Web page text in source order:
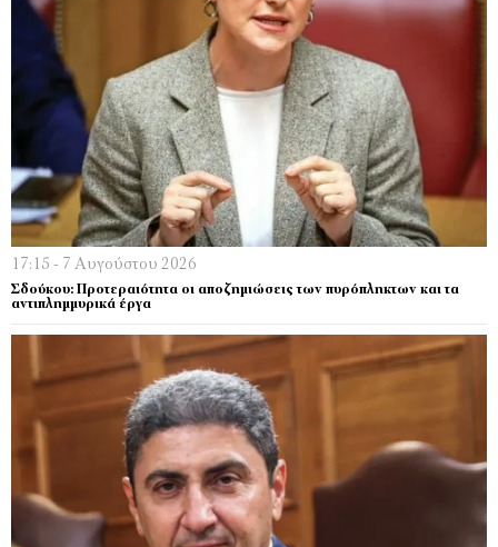
17:15 - 7 Αυγούστου 2026
Σδούκου: Προτεραιότητα οι αποζημιώσεις των πυρόπληκτων και τα
αντιπλημμυρικά έργα